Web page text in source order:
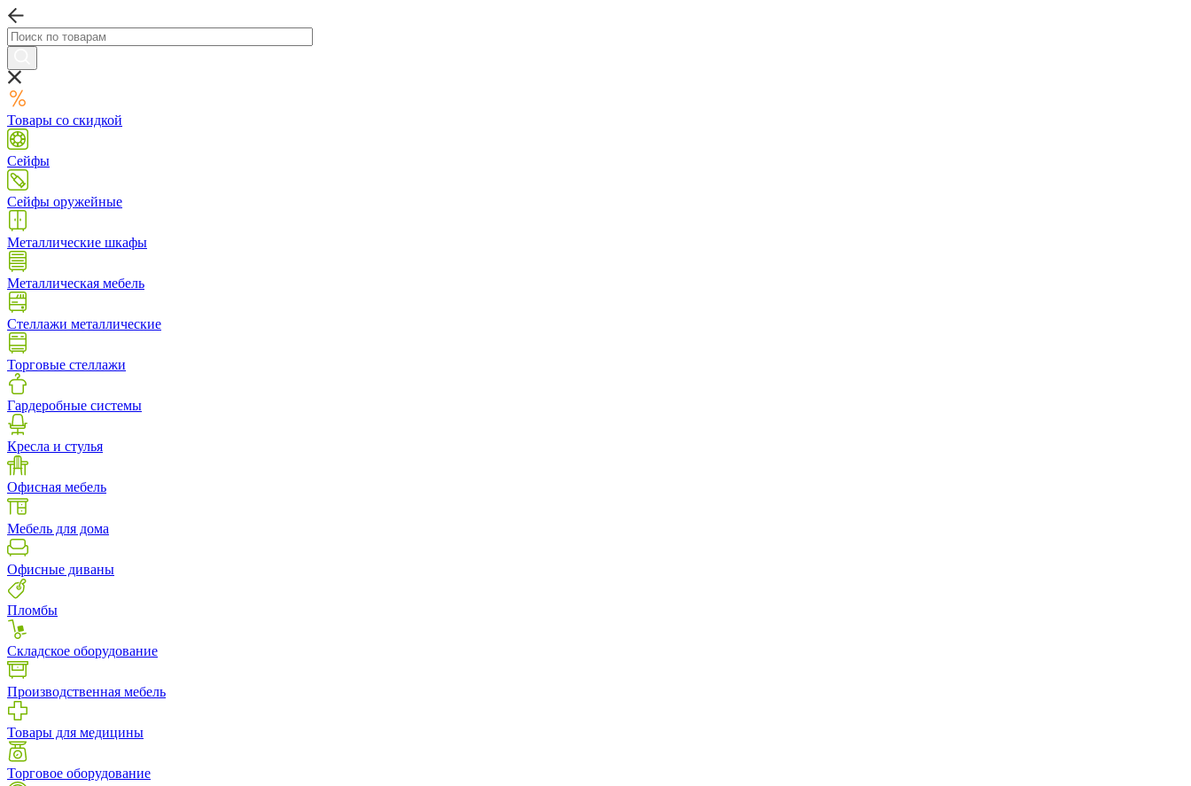
Товары со скидкой
Сейфы
Сейфы оружейные
Металлические шкафы
Металлическая мебель
Стеллажи металлические
Торговые стеллажи
Гардеробные системы
Кресла и стулья
Офисная мебель
Мебель для дома
Офисные диваны
Пломбы
Складское оборудование
Производственная мебель
Товары для медицины
Торговое оборудование